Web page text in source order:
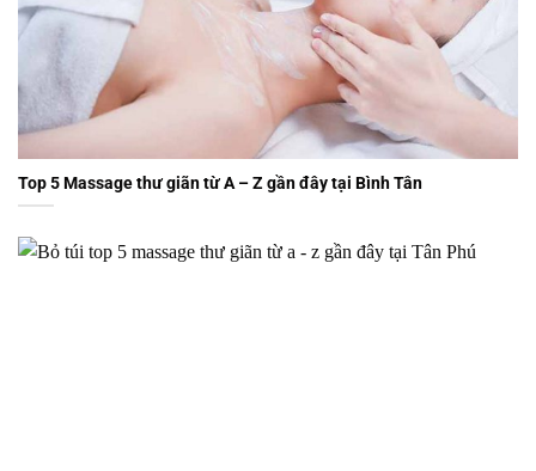
Top 5 Massage thư giãn từ A – Z gần đây tại Bình Tân